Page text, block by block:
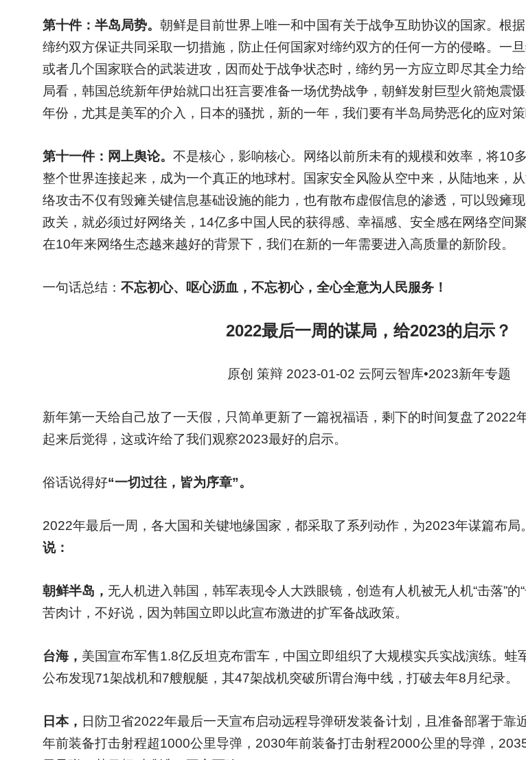
第十件：半岛局势。 朝鲜是目前世界上唯一和中国有关于战争互助协议的国家。根
缔约双方保证共同采取一切措施，防止任何国家对缔约双方的任何一方的侵略。一
或者几个国家联合的武装进攻，因而处于战争状态时，缔约另一方应立即尽其全力
局看，韩国总统新年伊始就口出狂言要准备一场优势战争，朝鲜发射巨型火箭炮震
年份，尤其是美军的介入，日本的骚扰，新的一年，我们要有半岛局势恶化的应对策
第十一件：网上舆论。 不是核心，影响核心。网络以前所未有的规模和效率，将10
整个世界连接起来，成为一个真正的地球村。国家安全风险从空中来，从陆地来，
络攻击不仅有毁瘫关键信息基础设施的能力，也有散布虚假信息的渗透，可以毁瘫
政关，就必须过好网络关，14亿多中国人民的获得感、幸福感、安全感在网络空间
在10年来网络生态越来越好的背景下，我们在新的一年需要进入高质量的新阶段。
一句话总结： 不忘初心、呕心沥血，不忘初心，全心全意为人民服务！
2022最后一周的谋局，给2023的启示？
原创 策辩 2023-01-02 云阿云智库•2023新年专题
新年第一天给自己放了一天假，只简单更新了一篇祝福语，剩下的时间复盘了2022
起来后觉得，这或许给了我们观察2023最好的启示。
俗话说得好“一切过往，皆为序章”。
2022年最后一周，各大国和关键地缘国家，都采取了系列动作，为2023年谋篇布局。
说：
朝鲜半岛， 无人机进入韩国，韩军表现令人大跌眼镜，创造有人机被无人机“击落”的
苦肉计，不好说，因为韩国立即以此宣布激进的扩军备战政策。
台海， 美国宣布军售1.8亿反坦克布雷车，中国立即组织了大规模实兵实战演练。蛙
公布发现71架战机和7艘舰艇，其47架战机突破所谓台海中线，打破去年8月纪录。
日本， 日防卫省2022年最后一天宣布启动远程导弹研发装备计划，且准备部署于靠
年前装备打击射程超1000公里导弹，2030年前装备打击射程2000公里的导弹，